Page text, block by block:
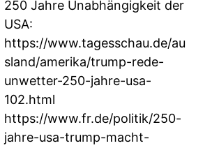
250 Jahre Unabhängigkeit der
USA:
https://www.tagesschau.de/au
sland/amerika/trump-rede-
unwetter-250-jahre-usa-
102.html
https://www.fr.de/politik/250-
jahre-usa-trump-macht-